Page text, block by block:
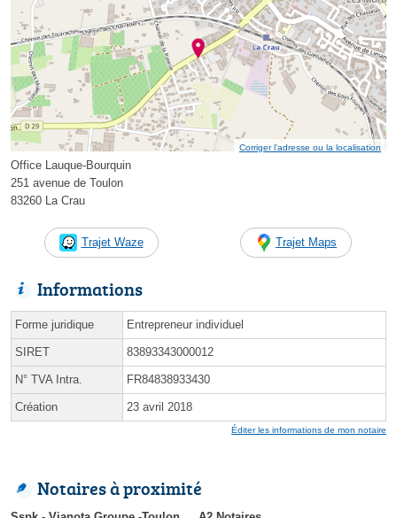
Corriger l’adresse ou la localisation
Office Lauque-Bourquin
251 avenue de Toulon
83260 La Crau
Trajet Waze Trajet Maps
Informations
Forme juridique Entrepreneur individuel
SIRET 83893343000012
N° TVA Intra. FR84838933430
Création 23 avril 2018
Éditer les informations de mon notaire
Notaires à proximité